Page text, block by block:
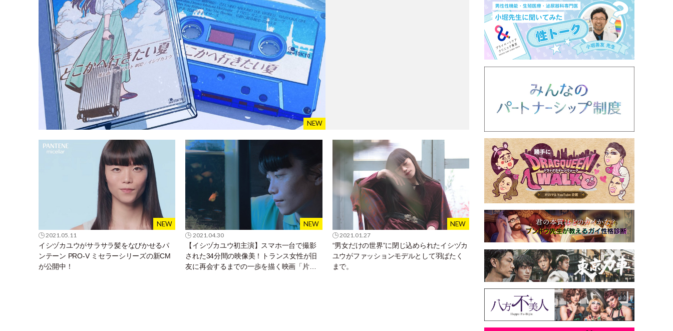
2021.05.11
イシヅカユウがサラサラ髪をなびかせるパ
ンテーン PRO-V ミセラーシリーズの新CM
が公開中！
2021.04.30
【イシヅカユウ初主演】スマホ一台で撮影
された34分間の映像美！トランス女性が旧
友に再会するまでの一歩を描く映画「片袖
2021.01.27
“男女だけの世界”に閉じ込められたイシヅカ
ユウがファッションモデルとして羽ばたく
まで。